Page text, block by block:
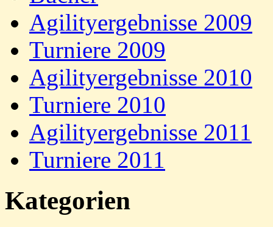
Agilityergebnisse 2009
Turniere 2009
Agilityergebnisse 2010
Turniere 2010
Agilityergebnisse 2011
Turniere 2011
Kategorien